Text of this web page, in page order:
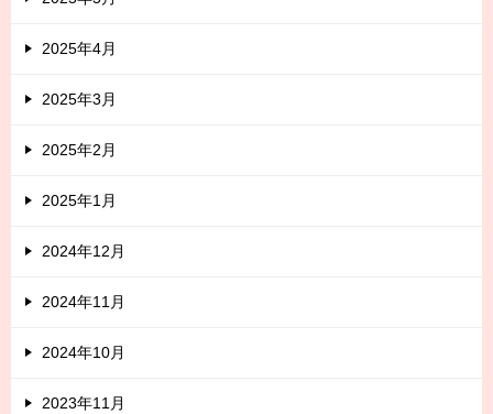
2025年4月
2025年3月
2025年2月
2025年1月
2024年12月
2024年11月
2024年10月
2023年11月